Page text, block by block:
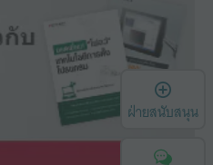
ฝ่ายสนับสนุน